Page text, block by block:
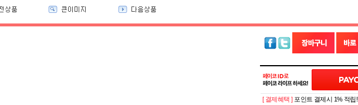
[ 결제혜택 ] 포인트 결제시 1% 적립!